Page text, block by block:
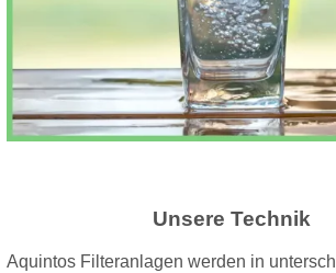
Unsere Technik
Aquintos Filteranlagen werden in